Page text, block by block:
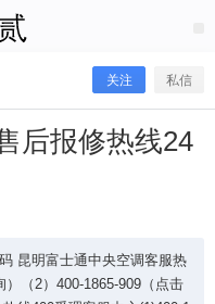
关注 私信
后报修热线24
昆明富士通中央空调客服热
（2）400-1865-909（点击